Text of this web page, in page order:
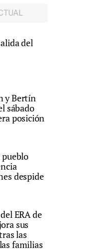
del
y Bertín
sábado
posición
pueblo
despide
ERA de
sus
las
familias